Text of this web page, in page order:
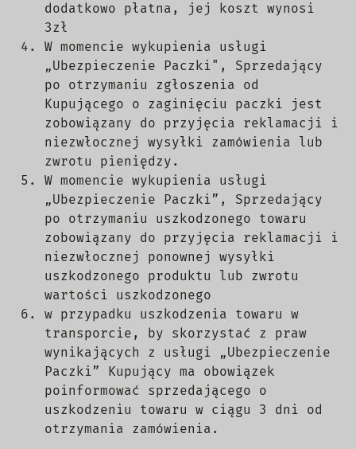
dodatkowo płatna, jej koszt wynosi
3zł
W momencie wykupienia usługi
„Ubezpieczenie Paczki", Sprzedający
po otrzymaniu zgłoszenia od
Kupującego o zaginięciu paczki jest
zobowiązany do przyjęcia reklamacji i
niezwłocznej wysyłki zamówienia lub
zwrotu pieniędzy.
W momencie wykupienia usługi
„Ubezpieczenie Paczki”, Sprzedający
po otrzymaniu uszkodzonego towaru
zobowiązany do przyjęcia reklamacji i
niezwłocznej ponownej wysyłki
uszkodzonego produktu lub zwrotu
wartości uszkodzonego
w przypadku uszkodzenia towaru w
transporcie, by skorzystać z praw
wynikających z usługi „Ubezpieczenie
Paczki” Kupujący ma obowiązek
poinformować sprzedającego o
uszkodzeniu towaru w ciągu 3 dni od
otrzymania zamówienia.